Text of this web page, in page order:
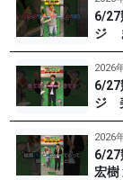
6/
ジ ま
で
2026
6/
ジ
中
2026
6/
宏